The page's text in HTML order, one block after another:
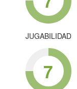
JUGABILIDAD
7